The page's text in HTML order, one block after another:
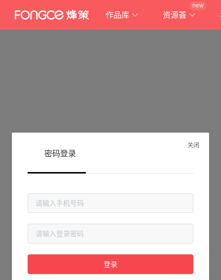
作品库 资源荟
new
抱歉!
请检查您输入的网址是否正确，或点击下面的按钮返回首页。
关闭
密码登录
登录